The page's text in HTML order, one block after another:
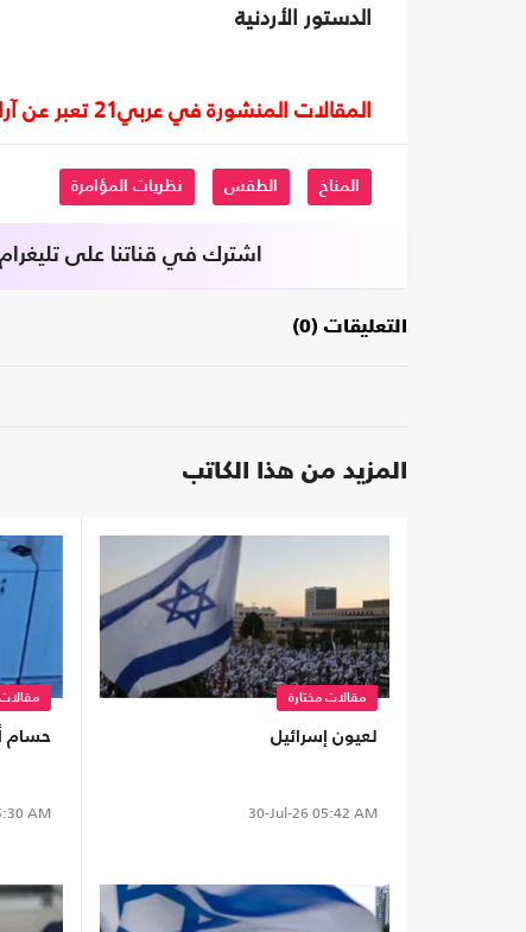
الدستور الأردنية
المقالات المنشورة في عربي21 تعبر عن آراء أصحابها ولا تعبر عن رأي أو موقف الصحيفة.
المناخ الطقس نظريات المؤامرة
اشترك في قناتنا على تليغرام
التعليقات (0)
المزيد من هذا الكاتب
مقالات مختارة
لعيون إسرائيل
30-Jul-26 05:42 AM
حسام
AM